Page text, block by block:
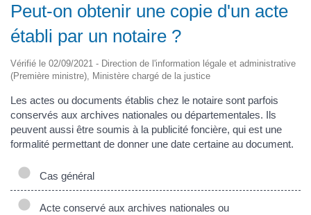
Peut-on obtenir une copie d'un acte
établi par un notaire ?
Vérifié le 02/09/2021 - Direction de l'information légale et administrative
(Première ministre), Ministère chargé de la justice
Les actes ou documents établis chez le notaire sont parfois
conservés aux archives nationales ou départementales. Ils
peuvent aussi être soumis à la publicité foncière, qui est une
formalité permettant de donner une date certaine au document.
Cas général
Acte conservé aux archives nationales ou